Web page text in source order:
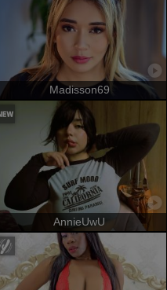
Madisson69
AnnieUwU